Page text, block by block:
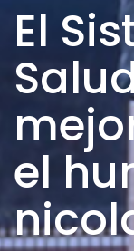
El
el